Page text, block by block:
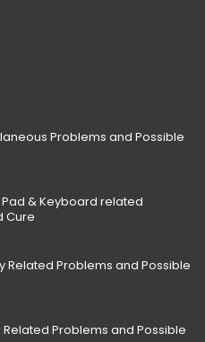
Problems and Possible
& Keyboard related
Cure
Related Problems and Possible
Problems and Possible